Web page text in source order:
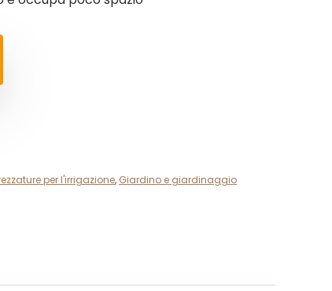
per l'irrigazione, Giardino e giardinaggio